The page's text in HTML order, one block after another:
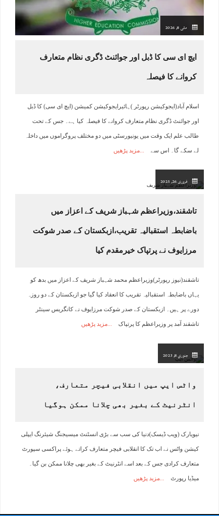
مئی 8, 2026
ایچ ای سی کا ڈبل اور جوائنٹ ڈگری نظام متعارف
کروانے کا فیصلہ
اسلام آباد(ایجوکیشن رپورٹر )ہائیرایجوکیشن کمیشن (ایچ ای سی) کا ڈبل
اور جوائنٹ ڈگری نظام متعارف کروانے کا فیصلہ کیا ہے۔ جس کے تحت
طالب علم ایک وقت میں یونیورسٹی میں دو مختلف پروگراموں میں داخلہ
لے سکے گا۔ اس سے مزید پڑھیں
فروری 26, 2025
تاشقند،وزیراعظم شہباز شریف کے اعزاز میں
باضابطہ استقبالیہ تقریب،ازبکستان کے صدر شوکت
مرزایوف نے پرتپاک خیرمقدم کیا
تاشقند(نیوز رپورٹر)وزیراعظم محمد شہباز شریف کے اعزاز میں بدھ کو
یہاں باضابطہ استقبالیہ تقریب کا انعقاد کیا گیا جو ازبکستان کے دو روزہ
دورے پر ہیں۔ ازبکستان کے صدر شوکت مرزایوف نے کانگریس سینٹر
تاشقند آمد پر وزیراعظم کا پرتپاک مزید پڑھیں
جنوري 8, 2023
واٹس ایپ میں انقلابی فیچر متعارف،
انٹرنیٹ کے بغیر بھی چلانا ممکن ہوگیا
نیویارک (ویب ڈیسک)دنیا کی سب سے بڑی انسٹنٹ میسیجنگ شیئرنگ ایپلی
کیشن واٹس نے اب تک کا انقلابی فیچر متعارف کراتے ہوئے پراکسی سپورٹ
متعارف کرادی جس کے بعد اسے انٹرنیٹ کے بغیر بھی چلانا ممکن بن گیا۔
میڈیا رپورٹ مزید پڑھیں